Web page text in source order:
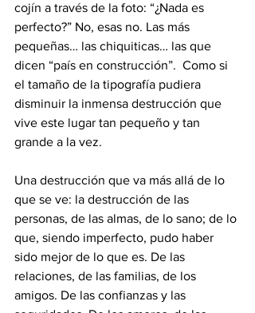
cojín a través de la foto: “¿Nada es
perfecto?” No, esas no. Las más
pequeñas… las chiquiticas… las que
dicen “país en construcción”.  Como si
el tamaño de la tipografía pudiera
disminuir la inmensa destrucción que
vive este lugar tan pequeño y tan
grande a la vez.
Una destrucción que va más allá de lo
que se ve: la destrucción de las
personas, de las almas, de lo sano; de lo
que, siendo imperfecto, pudo haber
sido mejor de lo que es. De las
relaciones, de las familias, de los
amigos. De las confianzas y las